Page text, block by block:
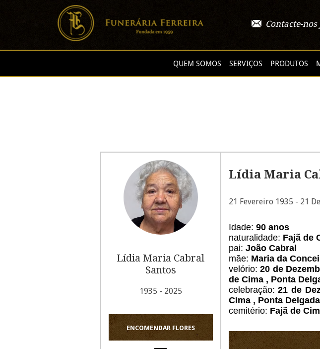
Contacte-nos
QUEM SOMOS SERVIÇOS PRODUTOS
Lídia Maria Cabral
Santos
1935 - 2025
ENCOMENDAR FLORES
Lídia Maria
21 Fevereiro 1935 - 21
Idade: 90 anos
naturalidade: Fajã de
pai: João Cabral
mãe: Maria da
velório: 20 de
de Cima , Ponta
celebração: 21 de
Cima , Ponta
cemitério: Fajã de